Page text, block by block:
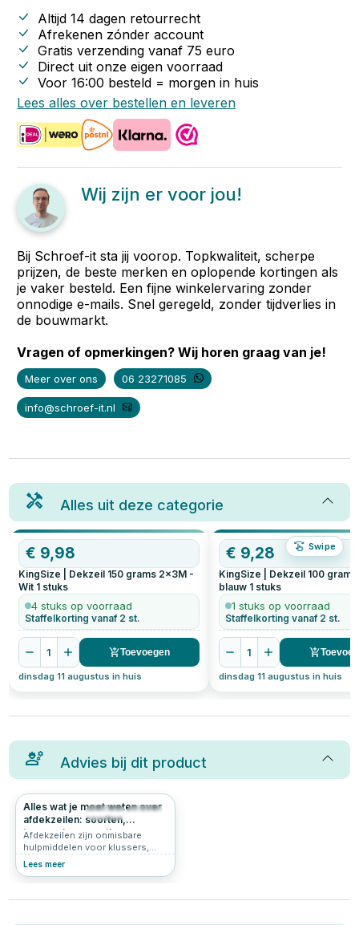
Altijd 14 dagen retourrecht
Afrekenen zónder account
Gratis verzending vanaf 75 euro
Direct uit onze eigen voorraad
Voor 16:00 besteld = morgen in huis
Lees alles over bestellen en leveren
Wij zijn er voor jou!
Bij Schroef-it sta jij voorop. Topkwaliteit, scherpe
prijzen, de beste merken en oplopende kortingen als
je vaker besteld. Een fijne winkelervaring zonder
onnodige e-mails. Snel geregeld, zonder tijdverlies in
de bouwmarkt.
Vragen of opmerkingen? Wij horen graag van je!
Meer over ons 06 23271085
info@schroef-it.nl
Alles uit deze categorie
Swipe
€ 9,98
KingSize | Dekzeil 150 grams 2x3M -
Wit 1 stuks
4 stuks op voorraad
Staffelkorting vanaf 2 st.
1 Toevoegen
dinsdag 11 augustus in huis
€ 9,28
KingSize | Dekzeil 100
blauw 1 stuks
1 stuks op voorraad
Staffelkorting vanaf 2 st.
1
dinsdag 11 augustus in huis
Advies bij dit product
403 4.9
Alles wat je moet weten over
afdekzeilen: soorten,
toepassingen en tips
Afdekzeilen zijn onmisbare
hulpmiddelen voor klussers,
tuiniers en doe-het-zelvers. Ze
Lees meer